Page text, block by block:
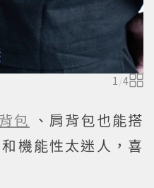
1/4
包 、肩背包也能搭
機能性太迷人，喜